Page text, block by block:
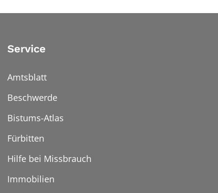
Service
Amtsblatt
Beschwerde
Bistums-Atlas
Fürbitten
Hilfe bei Missbrauch
Immobilien